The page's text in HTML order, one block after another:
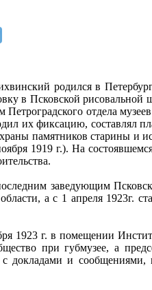
родился в
в Псковской
Петроградского отдела
их фиксацию, составлял
памятников старины и
1919 г.). На
заведующим
а с 1 апреля 1923г.
1923 г. в помещении
при губмузее, а
с докладами и